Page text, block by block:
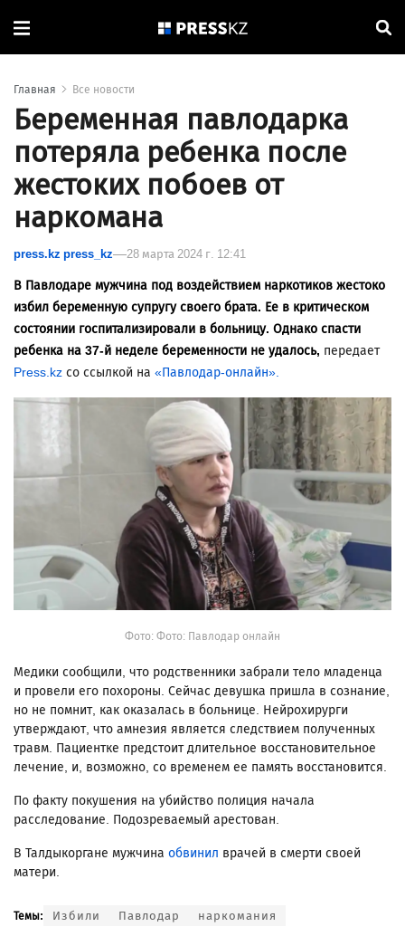
Главная Все новости
Беременная павлодарка
потеряла ребенка после
жестоких побоев от
наркомана
press.kz press_kz 28 марта 2024 г. 12:41
В Павлодаре мужчина под воздействием наркотиков жестоко
избил беременную супругу своего брата. Ее в критическом
состоянии госпитализировали в больницу. Однако спасти
ребенка на 37-й неделе беременности не удалось, передает
Press.kz со ссылкой на «Павлодар-онлайн».
Фото: Фото: Павлодар онлайн
Медики сообщили, что родственники забрали тело младенца
и провели его похороны. Сейчас девушка пришла в сознание,
но не помнит, как оказалась в больнице. Нейрохирурги
утверждают, что амнезия является следствием полученных
травм. Пациентке предстоит длительное восстановительное
лечение, и, возможно, со временем ее память восстановится.
По факту покушения на убийство полиция начала
расследование. Подозреваемый арестован.
В Талдыкоргане мужчина обвинил врачей в смерти своей
матери.
Темы: Избили Павлодар наркомания